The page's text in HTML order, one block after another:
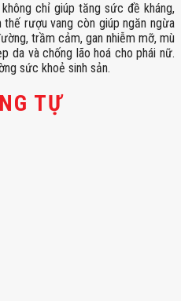
chỉ giúp tăng sức đề kháng,
rượu vang còn giúp ngăn ngừa
trầm cảm, gan nhiễm mỡ, mù
da và chống lão hoá cho phái nữ.
sức khoẻ sinh sản.
TỰ